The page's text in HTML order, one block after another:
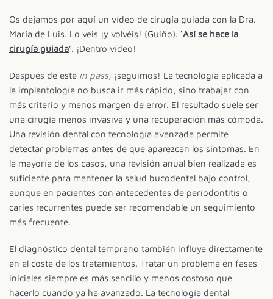
Os dejamos por aquí un vídeo de cirugía guiada con la Dra.
María de Luis. Lo veis ¡y volvéis! (Guiño). ‘Así se hace la
cirugía guiada’. ¡Dentro vídeo!
Después de este in pass, ¡seguimos! La tecnología aplicada a
la implantología no busca ir más rápido, sino trabajar con
más criterio y menos margen de error. El resultado suele ser
una cirugía menos invasiva y una recuperación más cómoda.
Una revisión dental con tecnología avanzada permite
detectar problemas antes de que aparezcan los síntomas. En
la mayoría de los casos, una revisión anual bien realizada es
suficiente para mantener la salud bucodental bajo control,
aunque en pacientes con antecedentes de periodontitis o
caries recurrentes puede ser recomendable un seguimiento
más frecuente.
El diagnóstico dental temprano también influye directamente
en el coste de los tratamientos. Tratar un problema en fases
iniciales siempre es más sencillo y menos costoso que
hacerlo cuando ya ha avanzado. La tecnología dental